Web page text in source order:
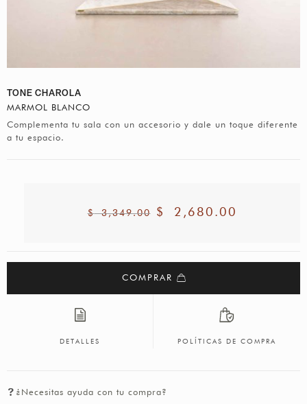
TONE CHAROLA
MARMOL BLANCO
Complementa tu sala con un accesorio y dale un toque diferente
a tu espacio.
$3,349.00 $ 2,680.00
COMPRAR
DETALLES POLÍTICAS DE COMPRA
¿Necesitas ayuda con tu compra?